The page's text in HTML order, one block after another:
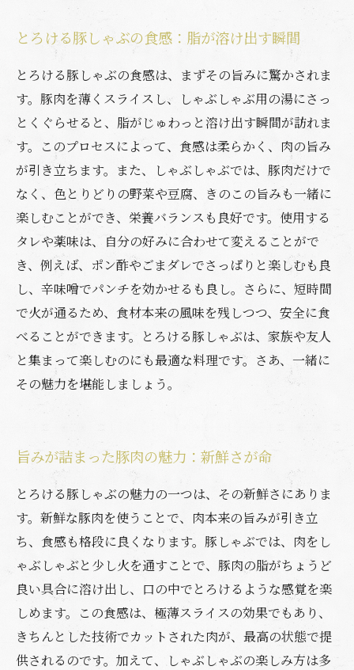
とろける豚しゃぶを引き立てる食材の選び方
おうちで楽しむ！とろける豚しゃぶの簡単レシ
ピ
とろける豚しゃぶの食感：脂が溶け出す瞬間
とろける豚しゃぶの食感は、まずその旨みに驚かされま
す。豚肉を薄くスライスし、しゃぶしゃぶ用の湯にさっ
とくぐらせると、脂がじゅわっと溶け出す瞬間が訪れま
す。このプロセスによって、食感は柔らかく、肉の旨み
が引き立ちます。また、しゃぶしゃぶでは、豚肉だけで
なく、色とりどりの野菜や豆腐、きのこの旨みも一緒に
楽しむことができ、栄養バランスも良好です。使用する
タレや薬味は、自分の好みに合わせて変えることがで
き、例えば、ポン酢やごまダレでさっぱりと楽しむも良
し、辛味噌でパンチを効かせるも良し。さらに、短時間
で火が通るため、食材本来の風味を残しつつ、安全に食
べることができます。とろける豚しゃぶは、家族や友人
と集まって楽しむのにも最適な料理です。さあ、一緒に
その魅力を堪能しましょう。
旨みが詰まった豚肉の魅力：新鮮さが命
とろける豚しゃぶの魅力の一つは、その新鮮さにありま
す。新鮮な豚肉を使うことで、肉本来の旨みが引き立
ち、食感も格段に良くなります。豚しゃぶでは、肉をし
ゃぶしゃぶと少し火を通すことで、豚肉の脂がちょうど
良い具合に溶け出し、口の中でとろけるような感覚を楽
しめます。この食感は、極薄スライスの効果でもあり、
きちんとした技術でカットされた肉が、最高の状態で提
供されるのです。加えて、しゃぶしゃぶの楽しみ方は多